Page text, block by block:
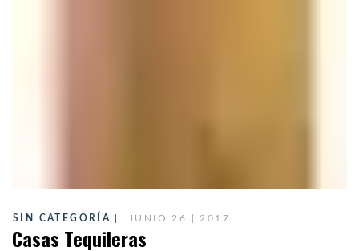
SIN CATEGORÍA JUNIO 26 | 2017
Casas Tequileras